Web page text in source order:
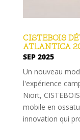
CISTEBOIS
ATLANTICA
SEP 2025
Un nouveau
l'expérience
Niort,
mobile en
innovation qui